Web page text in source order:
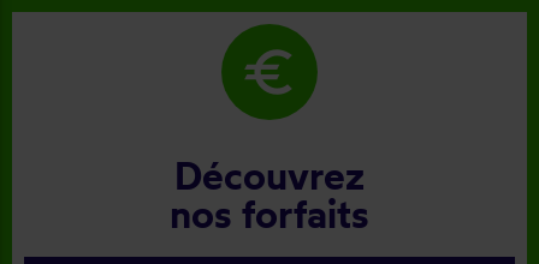
euro
Découvrez
nos forfaits